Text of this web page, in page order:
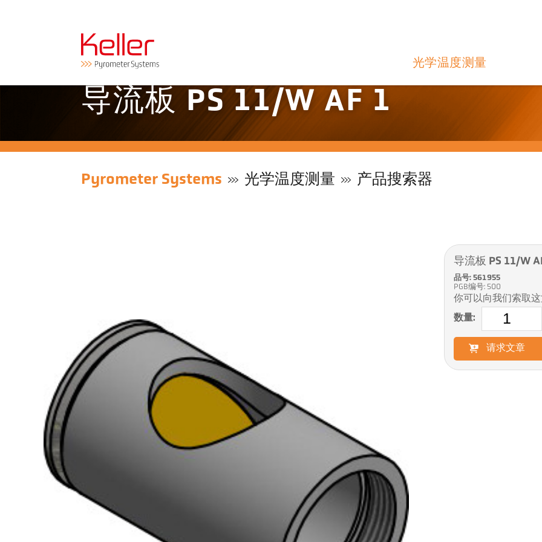
光学温度测量
导流板 PS 11/W AF 1
Pyrometer Systems 光学温度测量 产品搜索器
导流板 PS 11/W
品号: 561955
PGB编号: 500
你可以向我们索取
数量:
请求文章